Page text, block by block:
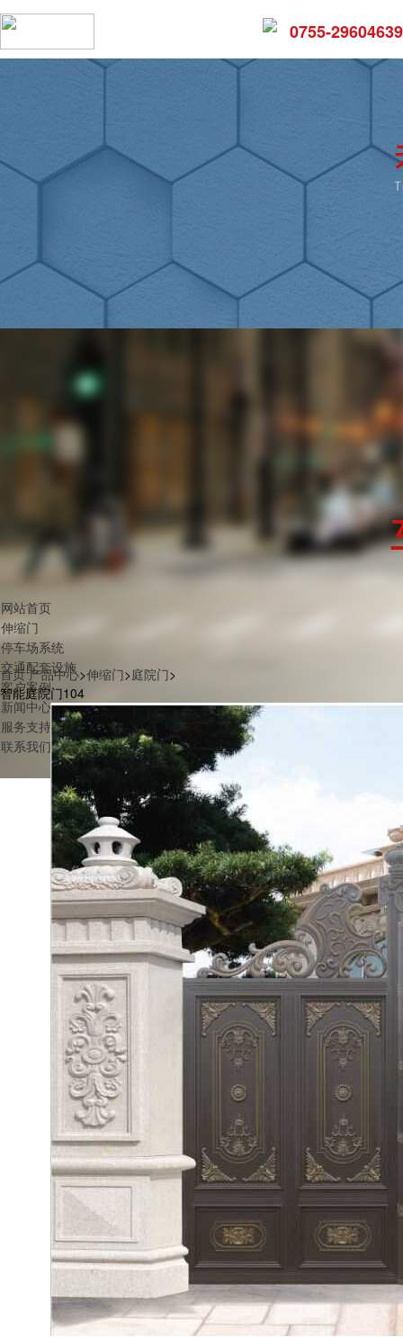
0755-29604639
网站首页
伸缩门
停车场系统
交通配套设施
客户案例
新闻中心
服务支持
联系我们
首页 产品中心>伸缩门>庭院门>
智能庭院门104